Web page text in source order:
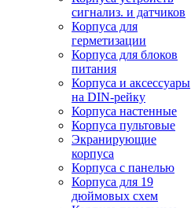
сигнализ. и датчиков
Корпуса для
герметизации
Корпуса для блоков
питания
Корпуса и аксессуары
на DIN-рейку
Корпуса настенные
Корпуса пультовые
Экранирующие
корпуса
Корпуса с панелью
Корпуса для 19
дюймовых схем